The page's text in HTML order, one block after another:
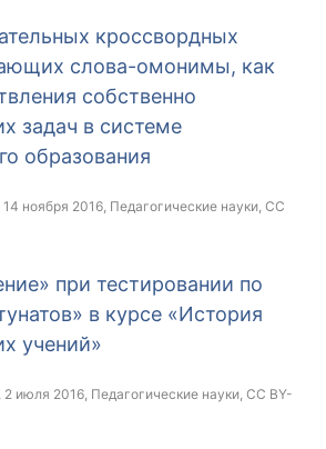
кроссвордных
слова-омонимы, как
собственно
задач в системе
образования
14 ноября 2016, Педагогические науки, CC
при тестировании по
в курсе «История
учений»
2 июля 2016, Педагогические науки, CC BY-